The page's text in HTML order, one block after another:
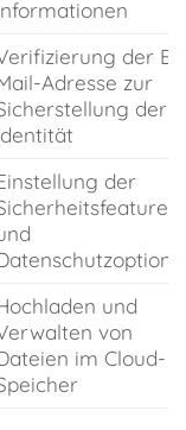
der E-
Adresse zur
der
der
und
von
im Cloud-